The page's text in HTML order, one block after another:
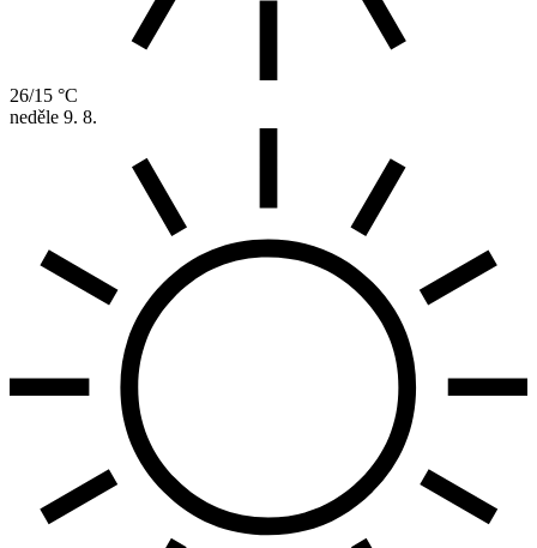
26/15 °C
neděle 9. 8.